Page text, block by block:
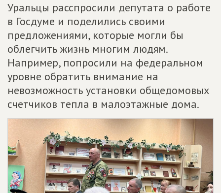
Уральцы расспросили депутата о работе
в Госдуме и поделились своими
предложениями, которые могли бы
облегчить жизнь многим людям.
Например, попросили на федеральном
уровне обратить внимание на
невозможность установки общедомовых
счетчиков тепла в малоэтажные дома.